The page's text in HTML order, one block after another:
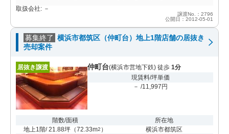
取扱会社: －
譲渡No.：2796
公開日：2012-05-01
募集終了 横浜市都筑区（仲町台）地上1階店舗の居抜き
売却案件
居抜き譲渡 仲町台(横浜市営地下鉄) 徒歩 1分
現賃料/坪単価
－ /11,997円
階数/面積
地上1階/ 21.88坪 （72.33m2 ）
所在地
横浜市都筑区